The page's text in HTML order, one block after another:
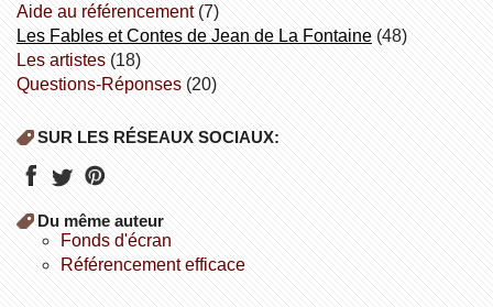
aide au référencement(7)
Les Fables et Contes de Jean de La Fontaine(48)
Les artistes(18)
Questions-Réponses(20)
SUR LES RÉSEAUX SOCIAUX:
Du même auteur
fonds d'écran
référencement efficace